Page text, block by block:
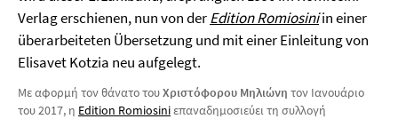
Verlag erschienen, nun von derEdition Romiosiniin einer
überarbeiteten Übersetzung und mit einer Einleitung von
Elisavet Kotzia neu aufgelegt.
Με αφορμή τον θάνατο τουΧριστόφορου Μηλιώνη τον Ιανουάριο
του 2017, η Edition Romiosiniεπαναδημοσιεύει τη συλλογή